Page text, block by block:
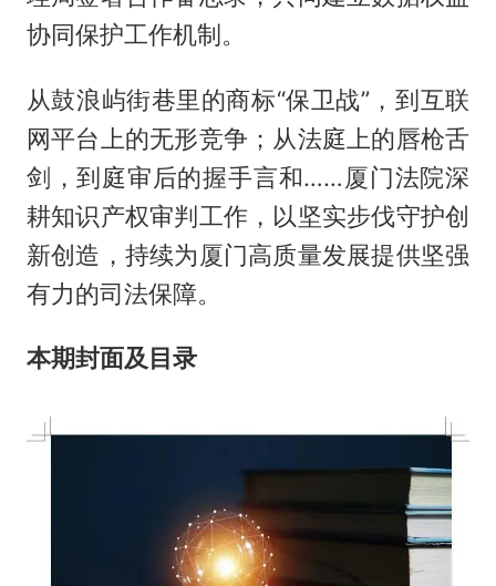
协同保护工作机制。
从鼓浪屿街巷里的商标“保卫战”，到互联
网平台上的无形竞争；从法庭上的唇枪舌
剑，到庭审后的握手言和……厦门法院深
耕知识产权审判工作，以坚实步伐守护创
新创造，持续为厦门高质量发展提供坚强
有力的司法保障。
本期封面及目录